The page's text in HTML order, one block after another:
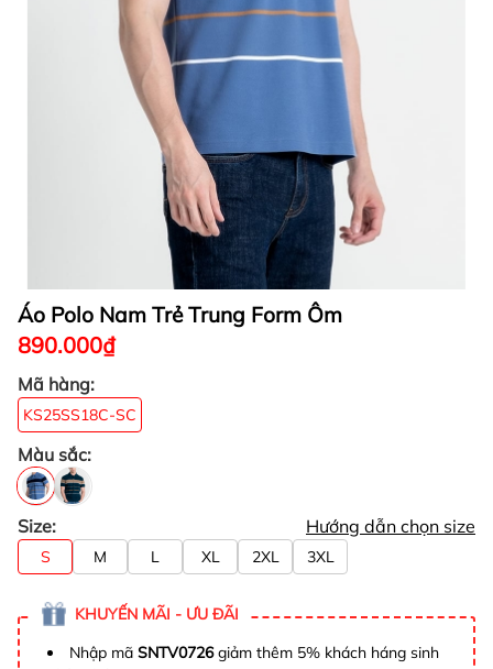
Áo Polo Nam Trẻ Trung Form Ôm
890.000₫
Mã hàng:
KS25SS18C-SC
Màu sắc:
Size: Hướng dẫn chọn size
S M L XL 2XL 3XL
KHUYẾN MÃI - ƯU ĐÃI
Nhập mã SNTV0726giảm thêm 5% khách háng sinh